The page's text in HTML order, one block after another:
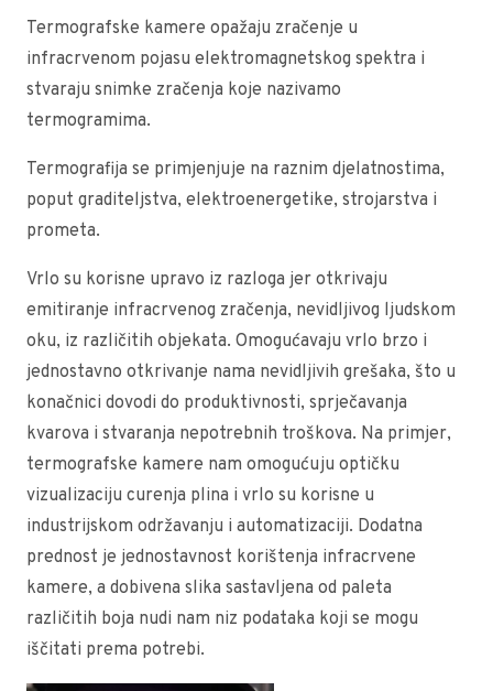
Termografske kamere opažaju zračenje u
infracrvenom pojasu elektromagnetskog spektra i
stvaraju snimke zračenja koje nazivamo
termogramima.
Termografija se primjenjuje na raznim djelatnostima,
poput graditeljstva, elektroenergetike, strojarstva i
prometa.
Vrlo su korisne upravo iz razloga jer otkrivaju
emitiranje infracrvenog zračenja, nevidljivog ljudskom
oku, iz različitih objekata. Omogućavaju vrlo brzo i
jednostavno otkrivanje nama nevidljivih grešaka, što u
konačnici dovodi do produktivnosti, sprječavanja
kvarova i stvaranja nepotrebnih troškova. Na primjer,
termografske kamere nam omogućuju optičku
vizualizaciju curenja plina i vrlo su korisne u
industrijskom održavanju i automatizaciji. Dodatna
prednost je jednostavnost korištenja infracrvene
kamere, a dobivena slika sastavljena od paleta
različitih boja nudi nam niz podataka koji se mogu
iščitati prema potrebi.